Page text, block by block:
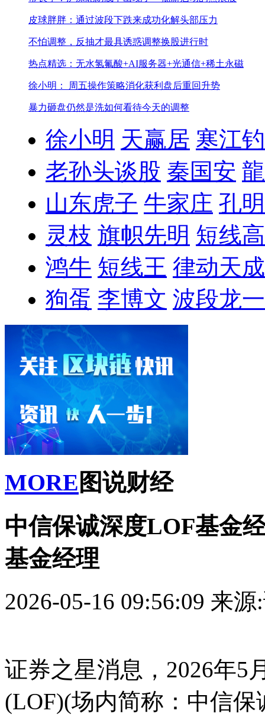
皮球胖胖：通过波段下跌来成功化解头部压力
不怕调整，反抽才最具诱惑调整换股进行时
热点精选：无水氢氟酸+AI服务器+光通信+稀土永磁
徐小明： 周五操作策略消化获利盘后重回升势
暴力砸盘仍然是洗如何看待今天的调整
徐小明 天赢居 寒江
老孙头谈股 秦国安
山东虎子 牛家庄 孔
灵枝 旗帜先明 短线
鸿牛 短线王 律动天成
狗蛋 李博文 波段龙一
MORE 图说财经
中信保诚深度LOF基金
基金经理
2026-05-16 09:56:09 来源
证券之星消息，2026年5
(LOF)(场内简称：中信保